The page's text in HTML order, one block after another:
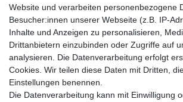
Abonnieren
** Hierbei
Zahlung und Versand
Website und verarbeiten personenbezogene
Besucher:innen unserer Webseite (z.B. IP-
Inhalte und Anzeigen zu personalisieren,
Drittanbietern einzubinden oder Zugriffe auf
analysieren. Die Datenverarbeitung erfolgt
Cookies. Wir teilen diese Daten mit Dritten,
Einstellungen benennen.
Die Datenverarbeitung kann mit Einwilligung